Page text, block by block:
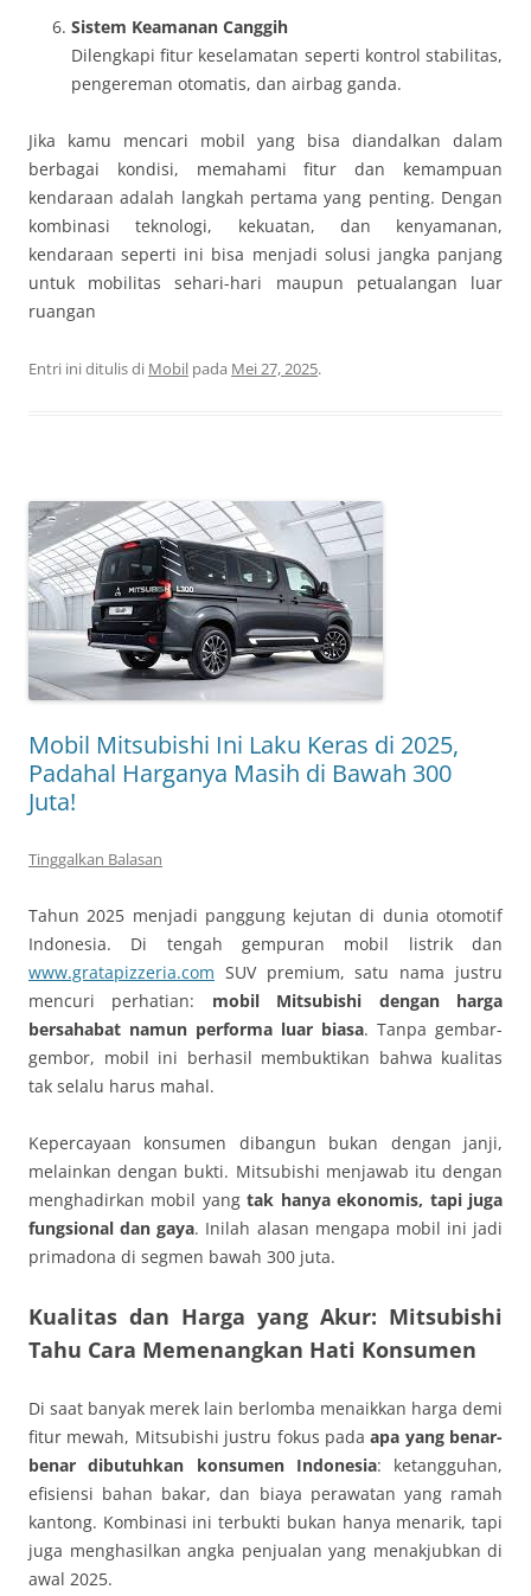
Sistem Keamanan Canggih
Dilengkapi fitur keselamatan seperti kontrol stabilitas,
pengereman otomatis, dan airbag ganda.
Jika kamu mencari mobil yang bisa diandalkan dalam
berbagai kondisi, memahami fitur dan kemampuan
kendaraan adalah langkah pertama yang penting. Dengan
kombinasi teknologi, kekuatan, dan kenyamanan,
kendaraan seperti ini bisa menjadi solusi jangka panjang
untuk mobilitas sehari-hari maupun petualangan luar
ruangan
Entri ini ditulis di Mobil pada Mei 27, 2025.
Mobil Mitsubishi Ini Laku Keras di 2025,
Padahal Harganya Masih di Bawah 300
Juta!
Tinggalkan Balasan
Tahun 2025 menjadi panggung kejutan di dunia otomotif
Indonesia. Di tengah gempuran mobil listrik dan
www.gratapizzeria.com SUV premium, satu nama justru
mencuri perhatian: mobil Mitsubishi dengan harga
bersahabat namun performa luar biasa. Tanpa gembar-
gembor, mobil ini berhasil membuktikan bahwa kualitas
tak selalu harus mahal.
Kepercayaan konsumen dibangun bukan dengan janji,
melainkan dengan bukti. Mitsubishi menjawab itu dengan
menghadirkan mobil yangtak hanya ekonomis, tapi juga
fungsional dan gaya. Inilah alasan mengapa mobil ini jadi
primadona di segmen bawah 300 juta.
Kualitas dan Harga yang Akur: Mitsubishi
Tahu Cara Memenangkan Hati Konsumen
Di saat banyak merek lain berlomba menaikkan harga demi
fitur mewah, Mitsubishi justru fokus padaapa yang benar-
benar dibutuhkan konsumen Indonesia: ketangguhan,
efisiensi bahan bakar, dan biaya perawatan yang ramah
kantong. Kombinasi ini terbukti bukan hanya menarik, tapi
juga menghasilkan angka penjualan yang menakjubkan di
awal 2025.